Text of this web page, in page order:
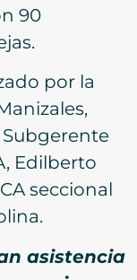
90
por la
Subgerente
Edilberto
seccional
asistencia